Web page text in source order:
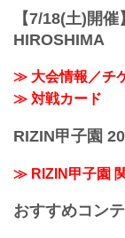
【7/18(土)開
HIROSHIMA
≫ 大会情報／チ
≫ 対戦カード
RIZIN甲子園
≫ RIZIN甲子園
おすすめコン